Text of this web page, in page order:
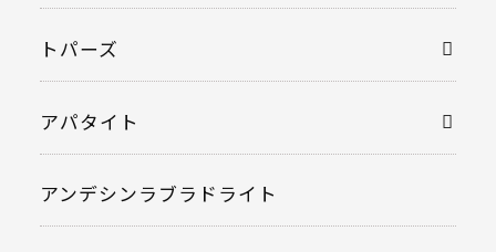
トパーズ
アパタイト
アンデシンラブラドライト